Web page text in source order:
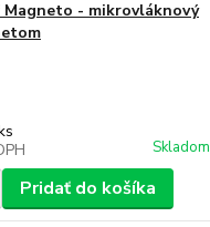
- mikrovláknový
Skladom
Pridať do košíka